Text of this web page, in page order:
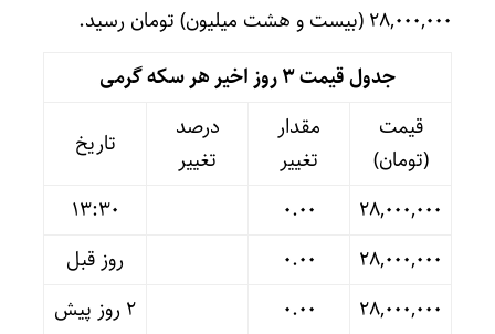
۲۸,۰۰۰,۰۰۰ (بیست و هشت میلیون) تومان رسید.
جدول قیمت 3 روز اخیر هر سکه گرمی
قیمت
(تومان)
مقدار
تغییر
درصد
تغییر
تاریخ
۲۸,۰۰۰,۰۰۰
۰.۰۰
13:30
۲۸,۰۰۰,۰۰۰
۰.۰۰
روز قبل
۲۸,۰۰۰,۰۰۰
۰.۰۰ ۲ روز پیش